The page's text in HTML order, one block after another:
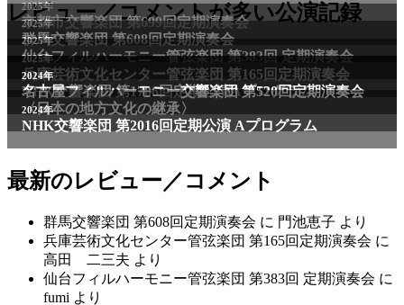
レビュー／コメントが多い公演記録
2025年
京都市交響楽団 第699回定期演奏会
2025年
群馬交響楽団 第608回定期演奏会
2025年
仙台フィルハーモニー管弦楽団 第383回 定期演奏会
2025年
兵庫芸術文化センター管弦楽団 第165回定期演奏会
2011年
NHK交響楽団 第1706回定期公演Aプログラム
2024年
名古屋フィルハーモニー交響楽団 第520回定期演奏会
〈日本の地方文化の継承〉
2024年
NHK交響楽団 第2016回定期公演 Aプログラム
最新のレビュー／コメント
群馬交響楽団 第608回定期演奏会 に 門池恵子 より
兵庫芸術文化センター管弦楽団 第165回定期演奏会 に
高田 二三夫 より
仙台フィルハーモニー管弦楽団 第383回 定期演奏会 に
fumi より